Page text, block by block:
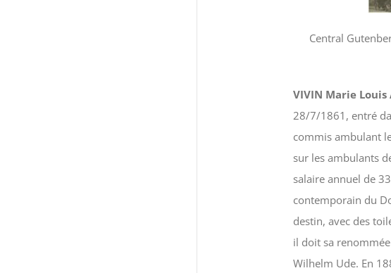
Central
VIVIN Marie Louis
28/7/1861, entré
commis ambulant
sur les ambulants
salaire annuel de
contemporain du
destin, avec des
il doit sa
Wilhelm Ude. En